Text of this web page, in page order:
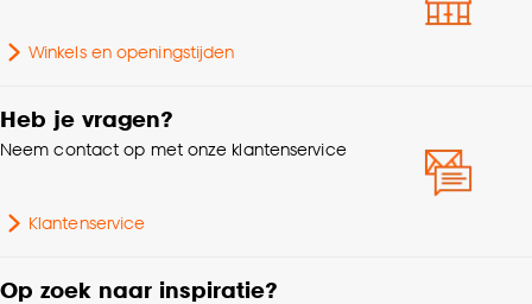
accepteren door op ‘Cookies aanpassen’ te
kan aanpassen, bekijk hiervoor onze
cookieverklaring.
Winkels en openingstijden
Heb je vragen?
Neem contact op met onze klantenservice
Klantenservice
Op zoek naar inspiratie?